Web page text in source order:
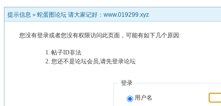
提示信息 » 蛇蛋图论坛 请大家记好：www.019299.xyz
您没有登录或者您没有权限访问此页面，可能有如下几个原因:
帖子ID非法
您还不是论坛会员,请先登录论坛
登录
用户名